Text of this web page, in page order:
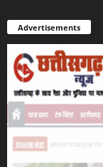
Advertisements